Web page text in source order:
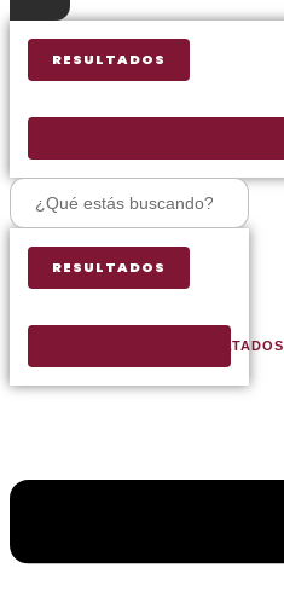
RESULTADOS
Search
...
RESULTADOS
VER TODOS LOS RESULTADOS